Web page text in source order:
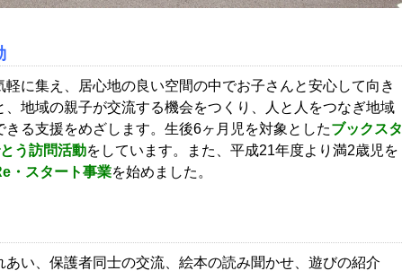
に集え、居心地の良い空間の中でお子さんと安心して向き
、地域の親子が交流する機会をつくり、人と人をつなぎ地域
きる支援をめざします。生後6ヶ月児を対象としたブックスタ
う訪問活動をしています。また、平成21年度より満2歳児を
・スタート事業を始めました。
い、保護者同士の交流、絵本の読み聞かせ、遊びの紹介